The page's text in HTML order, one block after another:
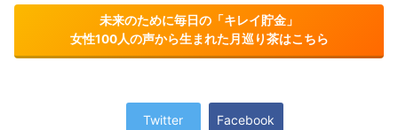
未来のために毎日の「キレイ貯金」
女性100人の声から生まれた月巡り茶はこちら
Twitter Facebook